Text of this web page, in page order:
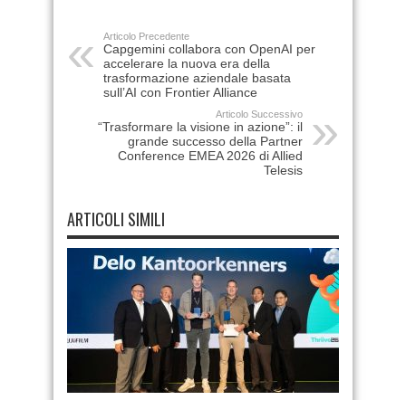
Articolo Precedente
Capgemini collabora con OpenAI per
accelerare la nuova era della
trasformazione aziendale basata
sull’AI con Frontier Alliance
Articolo Successivo
“Trasformare la visione in azione”: il
grande successo della Partner
Conference EMEA 2026 di Allied
Telesis
ARTICOLI SIMILI